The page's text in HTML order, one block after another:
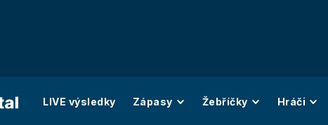
LIVE výsledky Zápasy Žebříčky Hráči